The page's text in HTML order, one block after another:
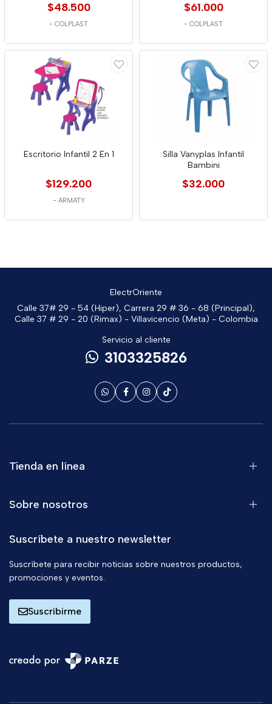
$48.500
- COLPLAST
$61.000
- COLPLAST
Escritorio Infantil 2 En 1
$129.200
- ARMATY
Silla Vanyplas Infantil
Bambini
$32.000
ElectrOriente
Calle 37# 29 - 54 (Hiper), Carrera 29 # 36 - 68 (Principal),
Calle 37 # 29 - 20 (Rimax) - Villavicencio (Meta) - Colombia
Servicio al cliente
3103325826
Tienda en línea
Sobre nosotros
Suscríbete a nuestro newsletter
Suscríbete para recibir noticias sobre nuestros productos,
promociones y eventos.
Suscribirme